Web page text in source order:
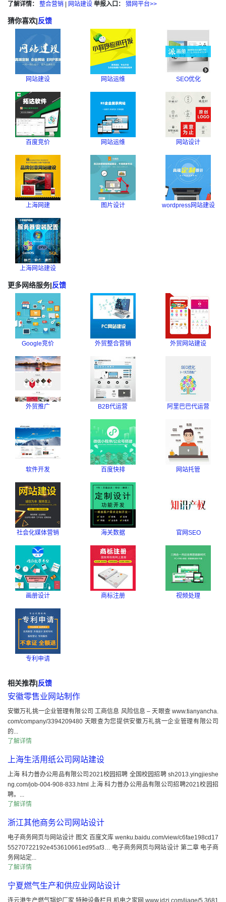
了解详情： 整合营销 网站建设 举报入口： 猎网平台>>
猜你喜欢|反馈
网站建设 网站运维 SEO优化
百度竞价 网站运维 网站设计
上海网建 图片设计 wordpress网站建设
上海网站建设
更多网络服务|反馈
Google竞价 外贸整合营销 外贸网站建设
外贸推广 B2B代运营 阿里巴巴代运营
软件开发 百度快排 网站托管
社会化媒体营销 海关数据 官网SEO
画册设计 商标注册 视频处理
专利申请
相关推荐|反馈
安徽零售业网站制作
安徽万礼挑一企业管理有限公司 工商信息 风险信息 – 天眼查 www.tianyancha.
com/company/3394209480 天眼查为您提供安徽万礼挑一企业管理有限公司
的...
了解详情
上海生活用纸公司网站建设
上海 科力普办公用品有限公司2021校园招聘 全国校园招聘 sh2013.yingjieshe
ng.com/job-004-908-833.html 上海 科力普办公用品有限公司招聘2021校园招
聘。...
了解详情
浙江其他商务公司网站设计
电子商务网页与网站设计 图文 百度文库 wenku.baidu.com/view/c6fae198cd17
55270722192e453610661ed95af3… 电子商务网页与网站设计 第二章 电子商
务网站定...
了解详情
宁夏燃气生产和供应业网站设计
连云港生产燃气锅炉厂家 特种设备栏目 机电之家网 www.jdzj.com/jiage/5 3681